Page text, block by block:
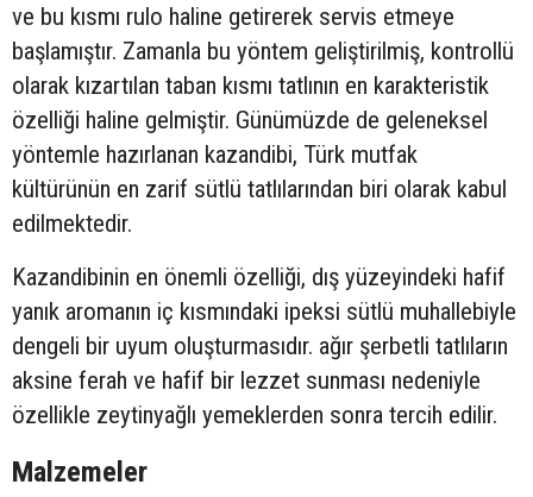
ve bu kısmı rulo haline getirerek servis etmeye
başlamıştır. Zamanla bu yöntem geliştirilmiş, kontrollü
olarak kızartılan taban kısmı tatlının en karakteristik
özelliği haline gelmiştir. Günümüzde de geleneksel
yöntemle hazırlanan kazandibi, Türk mutfak
kültürünün en zarif sütlü tatlılarından biri olarak kabul
edilmektedir.
Kazandibinin en önemli özelliği, dış yüzeyindeki hafif
yanık aromanın iç kısmındaki ipeksi sütlü muhallebiyle
dengeli bir uyum oluşturmasıdır. ağır şerbetli tatlıların
aksine ferah ve hafif bir lezzet sunması nedeniyle
özellikle zeytinyağlı yemeklerden sonra tercih edilir.
Malzemeler